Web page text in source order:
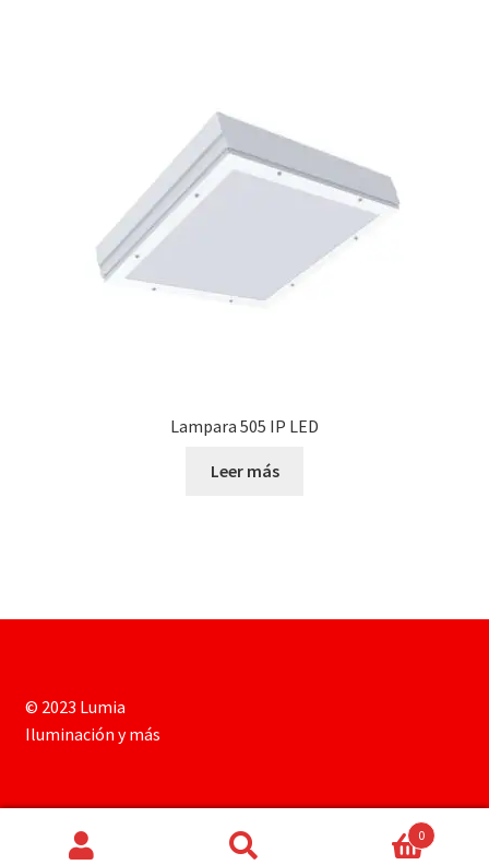
Lampara 505 IP LED
Leer más
© 2023 Lumia
Iluminación y más
0